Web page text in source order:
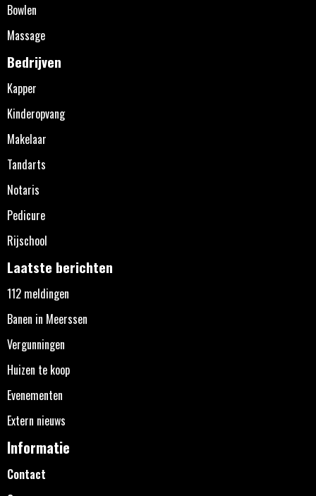
Bowlen
Massage
Bedrijven
Kapper
Kinderopvang
Makelaar
Tandarts
Notaris
Pedicure
Rijschool
Laatste berichten
112 meldingen
Banen in Meerssen
Vergunningen
Huizen te koop
Evenementen
Extern nieuws
Informatie
Contact